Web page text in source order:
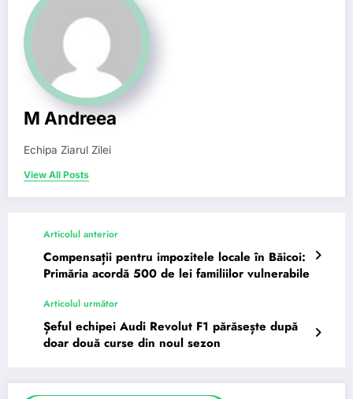
M Andreea
Echipa Ziarul Zilei
View All Posts
Articolul anterior
Compensații pentru impozitele locale în Băicoi:
Primăria acordă 500 de lei familiilor vulnerabile
Articolul următor
Șeful echipei Audi Revolut F1 părăsește după
doar două curse din noul sezon